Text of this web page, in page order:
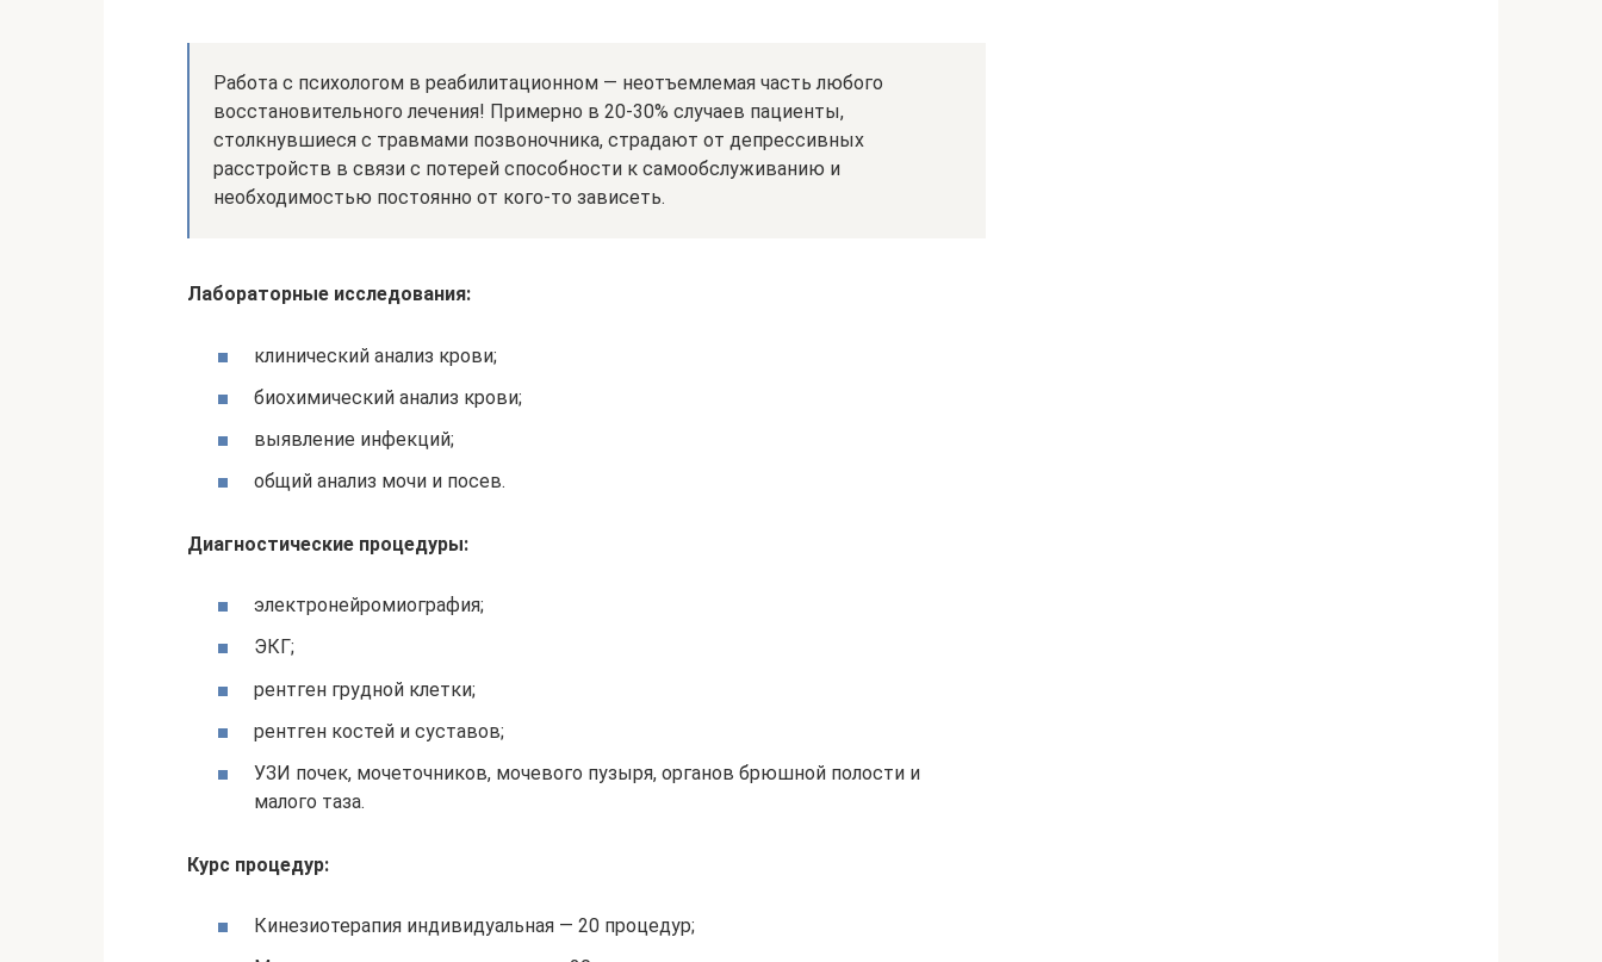
Работа с психологом в реабилитационном — неотъемлемая часть любого
восстановительного лечения! Примерно в 20-30% случаев пациенты,
столкнувшиеся с травмами позвоночника, страдают от депрессивных
расстройств в связи с потерей способности к самообслуживанию и
необходимостью постоянно от кого-то зависеть.
Лабораторные исследования:
клинический анализ крови;
биохимический анализ крови;
выявление инфекций;
общий анализ мочи и посев.
Диагностические процедуры:
электронейромиография;
ЭКГ;
рентген грудной клетки;
рентген костей и суставов;
УЗИ почек, мочеточников, мочевого пузыря, органов брюшной полости и
малого таза.
Курс процедур:
Кинезиотерапия индивидуальная — 20 процедур;